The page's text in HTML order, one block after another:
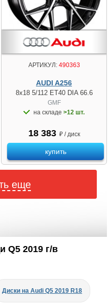
АРТИКУЛ:490363
AUDI A256
8x18 5/112 ET40 DIA 66.6
GMF
на складе >12 шт.
18 383 ₽ / диск
купить
еще
Q5 2019 г/в
Диски на Audi Q5 2019 R18